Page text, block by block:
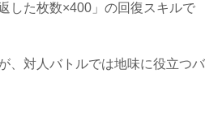
した枚数×400」の回復スキルで
、対人バトルでは地味に役立つバ